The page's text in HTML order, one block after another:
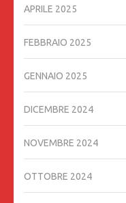
APRILE 2025
FEBBRAIO 2025
GENNAIO 2025
DICEMBRE 2024
NOVEMBRE 2024
OTTOBRE 2024